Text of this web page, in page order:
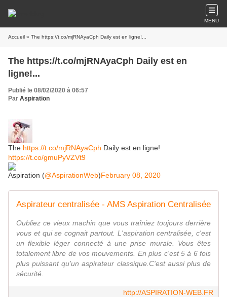
MENU
Accueil » The https://t.co/mjRNAyaCph Daily est en ligne!...
The https://t.co/mjRNAyaCph Daily est en
ligne!...
Publié le 08/02/2020 à 06:57
Par Aspiration
The https://t.co/mjRNAyaCph Daily est en ligne!
https://t.co/gmuPyVZVt9
Aspiration (@AspirationWeb)February 08, 2020
Aspirateur centralisée - AMS Aspiration Centralisée
Oubliez ce vieux machin que vous traîniez toujours derrière
vous et qui se cognait partout. L'aspiration centralisée, c'est
un flexible léger connecté à une prise murale. Vous êtes
totalement libre de vos mouvements. En plus c'est 5 à 6 fois
plus puissant qu'un aspirateur classique.C'est aussi plus de
sécurité.
http://ASPIRATION-WEB.FR